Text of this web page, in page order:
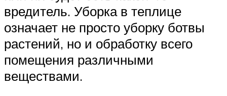
вредитель. Уборка в теплице
означает не просто уборку ботвы
растений, но и обработку всего
помещения различными
веществами.